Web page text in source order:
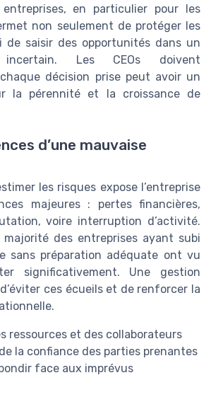
en particulier pour les
non seulement de protéger les
de saisir des opportunités dans un
incertain. Les CEOs doivent
décision prise peut avoir un
la pérennité et la croissance de
d’une mauvaise
les risques expose l’entreprise
majeures : pertes financières,
voire interruption d’activité.
majorité des entreprises ayant subi
sans préparation adéquate ont vu
significativement. Une gestion
ces écueils et de renforcer la
ressources et des collaborateurs
la confiance des parties prenantes
face aux imprévus